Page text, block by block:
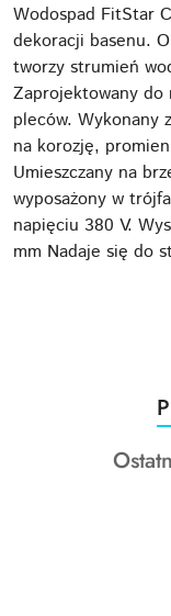
Wodospad FitStar
dekoracji basenu.
tworzy strumień
Zaprojektowany do
pleców. Wykonany
na korozję,
Umieszczany na
wyposażony w
napięciu 380 V.
mm Nadaje się do
Pomiń
o